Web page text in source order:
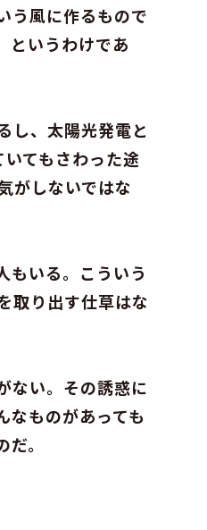
う風に作るもので
というわけであ
し、太陽光発電と
てもさわった途
がしないではな
もいる。こういう
取り出す仕草はな
ない。その誘惑に
なものがあっても
。